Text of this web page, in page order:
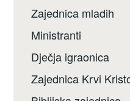
Zajednica mladih
Ministranti
Dječja igraonica
Zajednica Krvi